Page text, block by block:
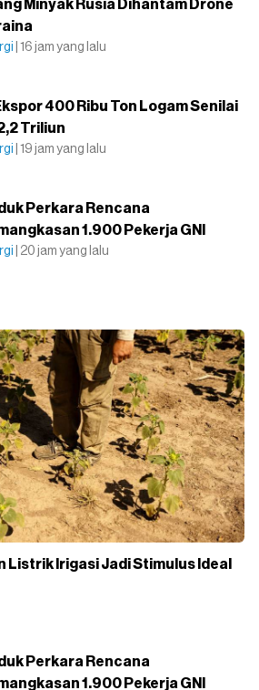
Minyak Rusia Dihantam Drone
| 16 jam yang lalu
400 Ribu Ton Logam Senilai
Triliun
| 19 jam yang lalu
Perkara Rencana
1.900 Pekerja GNI
| 20 jam yang lalu
Listrik Irigasi Jadi Stimulus Ideal
Perkara Rencana
1.900 Pekerja GNI